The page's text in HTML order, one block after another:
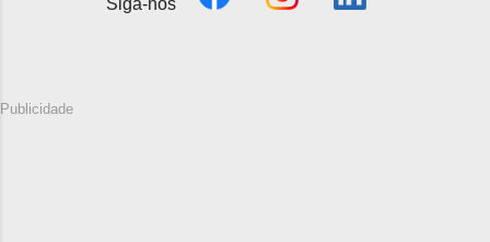
Siga-nos
Publicidade